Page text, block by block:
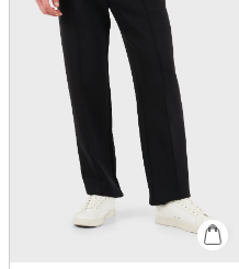
Basen : 102 cm / Beden : 48
Üretim Yeri :
Çin
5DY13R1PF41NSEZ0101.25